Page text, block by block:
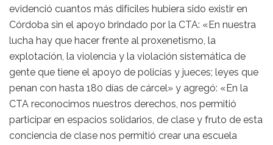
evidenció cuantos más difíciles hubiera sido existir en
Córdoba sin el apoyo brindado por la CTA: «En nuestra
lucha hay que hacer frente al proxenetismo, la
explotación, la violencia y la violación sistemática de
gente que tiene el apoyo de policías y jueces; leyes que
penan con hasta 180 días de cárcel» y agregó: «En la
CTA reconocimos nuestros derechos, nos permitió
participar en espacios solidarios, de clase y fruto de esta
conciencia de clase nos permitió crear una escuela